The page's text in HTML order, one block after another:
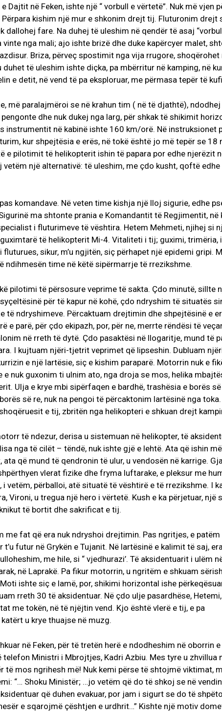
Dajtit në Feken, ishte një “ vorbull e vërtetë”. Nuk më vjen
kishim një mur e shkonim drejt tij. Fluturonim drejt
dallohej fare. Na duhej të uleshim në qendër të asaj
vinte nga mali; ajo ishte brizë dhe duke kapërcyer malet,
Briza, përveç spostimit nga vija rrugore, shoqërohet
të uleshim ishte diçka, pa mbërritur në kamping, në
e detit, në vend të pa eksploruar, me përmasa tepër të
më paralajmëroi se në krahun tim ( në të djathtë),
dhe nuk dukej nga larg, për shkak të shikimit
instrumentit në kabinë ishte 160 km/orë. Në instruksionet
kur shpejtësia e erës, në tokë është jo më tepër se 18
e pilotimit të helikopterit ishin të papara por edhe njerëzit
vetëm një alternativë: të uleshim, me çdo kusht, qoftë edhe
komandave. Në veten time kishja një lloj sigurie, edhe
ma shtonte prania e Komandantit të Regjimentit, në
i fluturimeve të vështira. Hetem Mehmeti, njihej si
të helikopterit Mi-4. Vitaliteti i tij; guximi, trimëria,
sikur, m’u ngjitën, siç përhapet një epidemi gripi.
ndihmesën time në këtë sipërmarrje të rrezikshme.
pilotimi të përsosure veprime të sakta. Çdo minutë, sillte
për të kapur në kohë, çdo ndryshim të situatës
të ndryshimeve. Përcaktuam drejtimin dhe shpejtësinë e
e parë, për çdo ekipazh, por, për ne, merrte rëndësi të
në rreth të dytë. Çdo pasaktësi në llogaritje, mund të
I kujtuam njëri-tjetrit veprimet që lipseshin. Dubluam
e një lartësie, siç e kishim paraparë. Motorrin nuk e
nuk guxonim ti ulnim ato, nga droja se mos, helika
Ulja e krye mbi sipërfaqen e bardhë, trashësia e borës
së re, nuk na pengoi të përcaktonim lartësinë nga
e tij, zbritën nga helikopteri e shkuan drejt
të ndezur, derisa u sistemuan në helikopter, të
nga të cilët – tëndë, nuk ishte gjë e lehtë. Ata që ishin
që mund të qendronin të ulur, u vendosën në karrige.
vlerat fizike dhe fryma luftarake, e pleksur me
vetëm, përballoi, atë situatë të vështirë e të rrezikshme. I
Vironi, u tregua një hero i vërtetë. Kush e ka përjetuar, një
të bortit dhe sakrificat e tij.
me fat që era nuk ndryshoi drejtimin. Pas ngritjes, e
futur në Grykën e Tujanit. Në lartësinë e kalimit të saj,
me hile, si “ vjedhurazi’. Të aksidentuarit i ulëm
në Laprakë. Pa fikur motorrin, u ngritëm e shkuam
ishte siç e lamë, por, shikimi horizontal ishe
rreth 30 të aksidentuar. Në çdo ulje pasardhëse,
me tokën, në të njëjtin vend. Kjo është vlerë e tij, e pa
u krye thuajse në muzg.
në Feken, për të tretën herë e ndodheshim në oborrin
telefon Ministri i Mbrojtjes, Kadri Azbiu. Mes tyre u zhvillua
të mos ngrihesh më! Nuk kemi përse të shtojmë viktimat,
“… Shoku Ministër; …jo vetëm që do të shkoj se në
që duhen evakuar, por jam i sigurt se do të
e sqarojmë çështjen e urdhrit…” Kishte një motiv